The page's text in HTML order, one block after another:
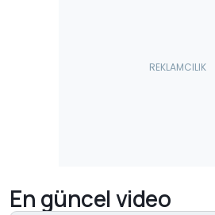
En güncel video